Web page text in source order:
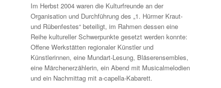
Im Herbst 2004 waren die Kulturfreunde an der
Organisation und Durchführung des „1. Hürmer Kraut-
und Rübenfestes“ beteiligt, im Rahmen dessen eine
Reihe kultureller Schwerpunkte gesetzt werden konnte:
Offene Werkstätten regionaler Künstler und
Künstlerinnen, eine Mundart-Lesung, Bläserensembles,
eine Märchenerzählerin, ein Abend mit Musicalmelodien
und ein Nachmittag mit a-capella-Kabarett.